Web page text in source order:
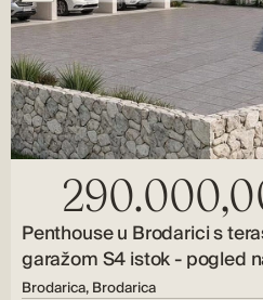
Penthouse u Brodarici s
garažom S4 istok - pogled
Brodarica, Brodarica